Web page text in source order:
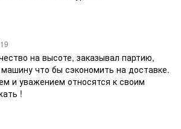
на высоте, заказывал партию,
что бы сэкономить на доставке.
и уважением относятся к своим
!